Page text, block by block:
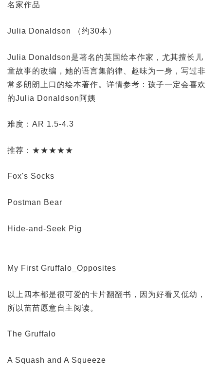
名家作品
Julia Donaldson （约30本）
Julia Donaldson是著名的英国绘本作家，尤其擅长儿
童故事的改编，她的语言集韵律、趣味为一身，写过非
常多朗朗上口的绘本著作。详情参考：孩子一定会喜欢
的Julia Donaldson阿姨
难度：AR 1.5-4.3
推荐：★★★★★
Fox's Socks
Postman Bear
Hide-and-Seek Pig
My First Gruffalo_Opposites
以上四本都是很可爱的卡片翻翻书，因为好看又低幼，
所以苗苗愿意自主阅读。
The Gruffalo
A Squash and A Squeeze